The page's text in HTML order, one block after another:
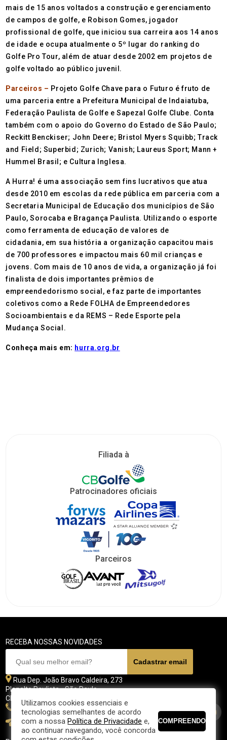
mais de 15 anos voltados a construção e gerenciamento
de campos de golfe, e Robison Gomes, jogador
profissional de golfe, que iniciou sua carreira aos 14 anos
de idade e ocupa atualmente o 5º lugar do ranking do
Golfe Pro Tour, além de atuar desde 2002 em projetos de
golfe voltado ao público juvenil.
Parceiros – Projeto Golfe Chave para o Futuro é fruto de
uma parceria entre a Prefeitura Municipal de Indaiatuba,
Federação Paulista de Golfe e Sapezal Golfe Clube. Conta
também com o apoio do Governo do Estado de São Paulo;
Reckitt Benckiser; John Deere; Bristol Myers Squibb; Track
and Field; Superbid; Zurich; Vanish; Laureus Sport; Mann +
Hummel Brasil; e Cultura Inglesa.
A Hurra! é uma associação sem fins lucrativos que atua
desde 2010 em escolas da rede pública em parceria com a
Secretaria Municipal de Educação dos municípios de São
Paulo, Sorocaba e Bragança Paulista. Utilizando o esporte
como ferramenta de educação de valores de
cidadania, em sua história a organização capacitou mais
de 700 professores e impactou mais 60 mil crianças e
jovens. Com mais de 10 anos de vida, a organização já foi
finalista de dois importantes prêmios de
empreendedorismo social, e faz parte de importantes
coletivos como a Rede FOLHA de Empreendedores
Socioambientais e da REMS – Rede Esporte pela
Mudança Social.
Conheça mais em: hurra.org.br
Filiada à
Patrocinadores oficiais
Parceiros
RECEBA NOSSAS NOVIDADES
Rua Dep. João Bravo Caldeira, 273
Planalto Paulista - São Paulo
CEP 04071 - 045
11 5070-4700
fpgolfe@fpgolfe.com.br
Utilizamos cookies essenciais e
tecnologias semelhantes de acordo
com a nossaPolítica de Privacidade e,
ao continuar navegando, você concorda